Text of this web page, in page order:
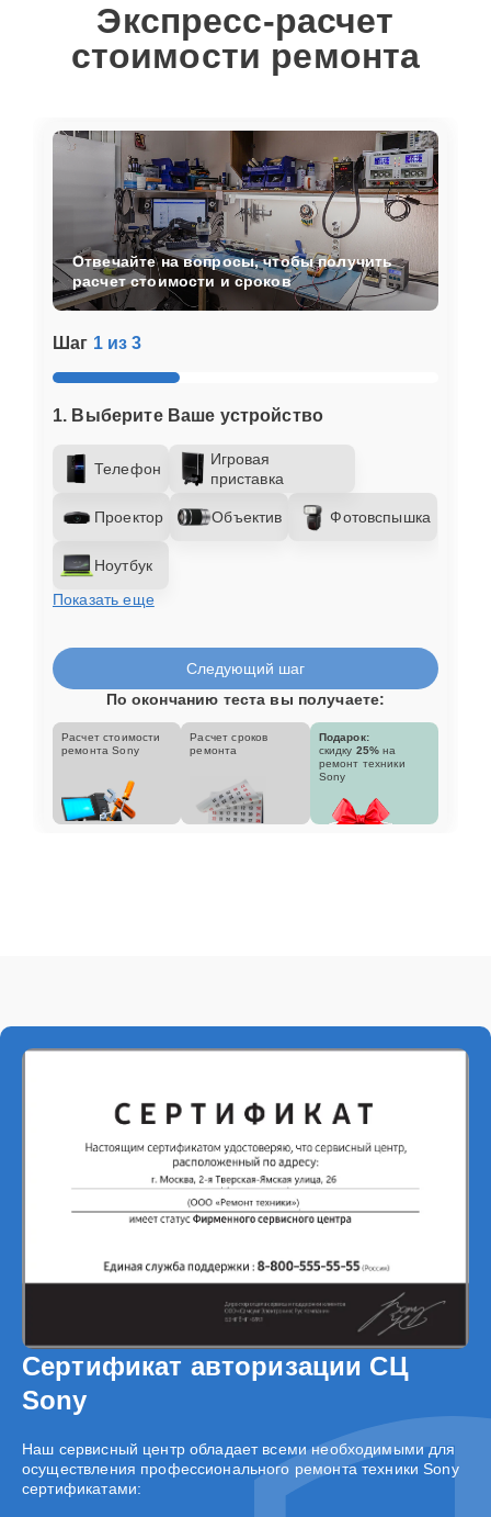
Экспресс-расчет
стоимости ремонта
Шаг 1 из 3
1. Выберите Ваше устройство
Телефон
Игровая
приставка
Проектор Объектив Фотовспышка
Ноутбук
Показать еще
Отвечайте на вопросы, чтобы получить
расчет стоимости и сроков
Следующий шаг
По окончанию теста вы получаете:
Расчет стоимости
ремонта Sony
Расчет сроков
ремонта
Подарок:
скидку 25% на
ремонт техники
Sony
Сертификат авторизации СЦ
Sony
Наш сервисный центр обладает всеми необходимыми для
осуществления профессионального ремонта техники Sony
сертификатами: